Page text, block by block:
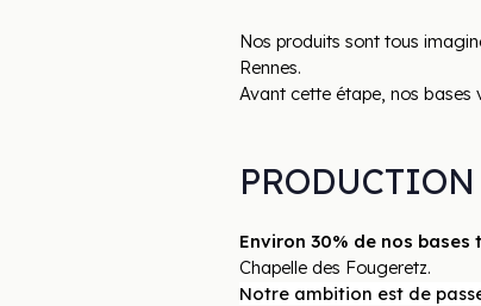
Nos produits sont tous
Rennes.
Avant cette étape, nos bases
Environ 30% de nos
Chapelle des Fougeretz.
Notre ambition est de